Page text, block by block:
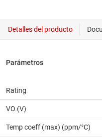
Rating
VO (V)
Temp coeff (max) (ppm/°C)